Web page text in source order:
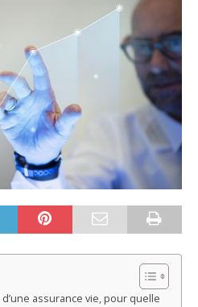
assurance vie, pour quelle